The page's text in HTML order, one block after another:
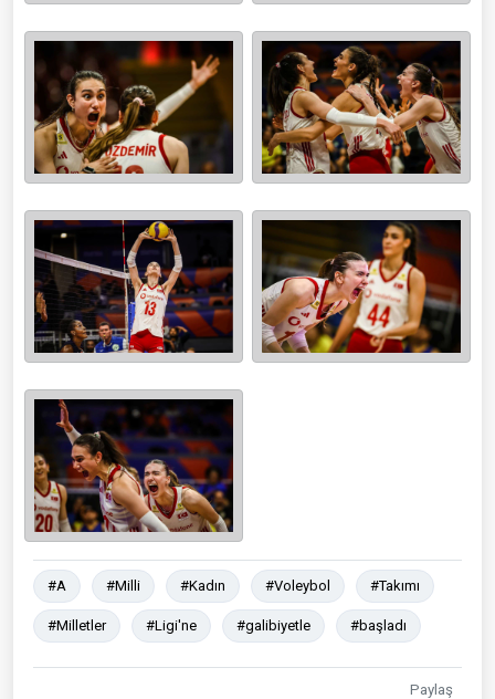
#A #Milli #Kadın #Voleybol #Takımı
#Milletler #Ligi'ne #galibiyetle #başladı
Paylaş